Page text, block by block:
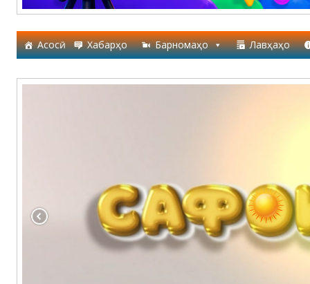
Асосӣ Хабарҳо Барномаҳо Лавҳаҳо